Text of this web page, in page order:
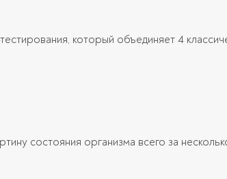
который объединяет 4
состояния организма всего за